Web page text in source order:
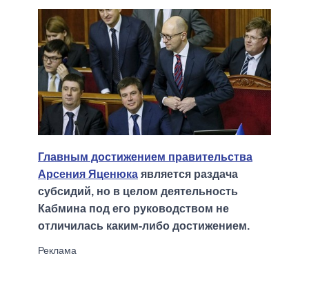
Главным достижением правительства
Арсения Яценюка является раздача
субсидий, но в целом деятельность
Кабмина под его руководством не
отличилась каким-либо достижением.